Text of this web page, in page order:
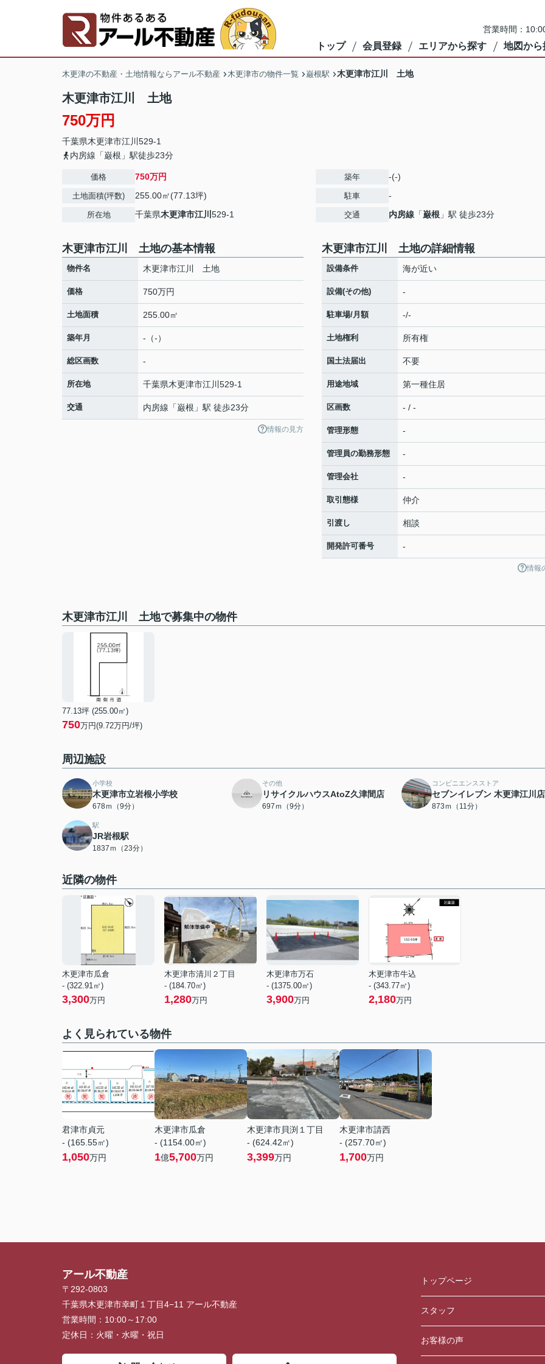
営業時間：
トップ 会員登録 エリアから探す 地図から
木更津の不動産・土地情報ならアール不動産 木更津市の物件一覧 巌根駅 木更津市江川 土地
木更津市江川 土地
750万円
千葉県木更津市江川 529-1
内房線「巌根」駅徒歩23分
価格 750万円
土地面積(坪数) 255.00㎡(77.13坪)
所在地 千葉県木更津市江川 529-1
築年 -(-)
駐車 -
交通 内房線 「巌根 」駅 徒歩23分
木更津市江川 土地の基本情報
物件名 木更津市江川 土地
価格 750万円
土地面積 255.00㎡
築年月 -（-）
総区画数 -
所在地 千葉県木更津市江川 529-1
交通 内房線 「巌根 」駅 徒歩23分
情報の見方
木更津市江川 土地の詳細情報
設備条件 海が近い
設備(その他) -
駐車場/月額 -/-
土地権利 所有権
国土法届出 不要
用途地域 第一種住居
区画数 - / -
管理形態 -
管理員の勤務形態 -
管理会社 -
取引態様 仲介
引渡し 相談
開発許可番号 -
情報
木更津市江川 土地で募集中の物件
77.13坪 (255.00㎡)
750万円(9.72万円/坪)
周辺施設
小学校
木更津市立岩根小学校
678ｍ（9分）
その他
リサイクルハウスAtoZ久津間店
697ｍ（9分）
コンビニエンスストア
セブンイレブン 木更津江川店
873ｍ（11分）
駅
JR岩根駅
1837ｍ（23分）
近隣の物件
木更津市瓜倉
- (322.91㎡)
3,300万円
木更津市清川２丁目
- (184.70㎡)
1,280万円
木更津市万石
- (1375.00㎡)
3,900万円
木更津市牛込
- (343.77㎡)
2,180万円
よく見られている物件
君津市貞元
- (165.55㎡)
1,050万円
木更津市瓜倉
- (1154.00㎡)
1億5,700万円
木更津市貝渕１丁目
- (624.42㎡)
3,399万円
木更津市請西
- (257.70㎡)
1,700万円
アール不動産
〒292-0803
千葉県木更津市幸町１丁目4−11 アール不動産
営業時間： 10:00～17:00
定休日： 火曜・水曜・祝日
トップページ
スタッフ
お客様の声